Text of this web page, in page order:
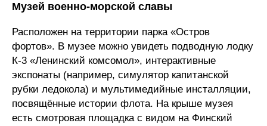
Музей военно-морской славы
Расположен на территории парка «Остров
фортов». В музее можно увидеть подводную лодку
К-3 «Ленинский комсомол», интерактивные
экспонаты (например, симулятор капитанской
рубки ледокола) и мультимедийные инсталляции,
посвящённые истории флота. На крыше музея
есть смотровая площадка с видом на Финский